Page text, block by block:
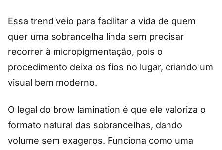
Essa trend veio para facilitar a vida de quem
quer uma sobrancelha linda sem precisar
recorrer à micropigmentação, pois o
procedimento deixa os fios no lugar, criando um
visual bem moderno.
O legal do brow lamination é que ele valoriza o
formato natural das sobrancelhas, dando
volume sem exageros. Funciona como uma